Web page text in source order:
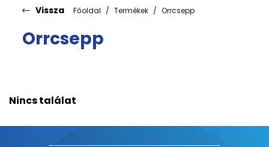
Vissza Főoldal Termékek Orrcsepp
Orrcsepp
Nincs találat